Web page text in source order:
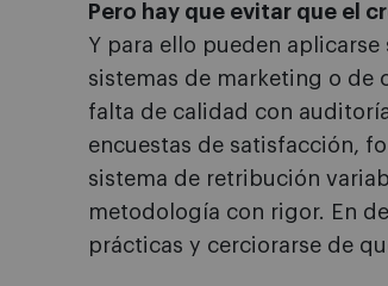
Pero hay que evitar que el
Y para ello pueden
sistemas de marketing o de
falta de calidad con
encuestas de satisfacción,
sistema de retribución
metodología con rigor. En
prácticas y cerciorarse de